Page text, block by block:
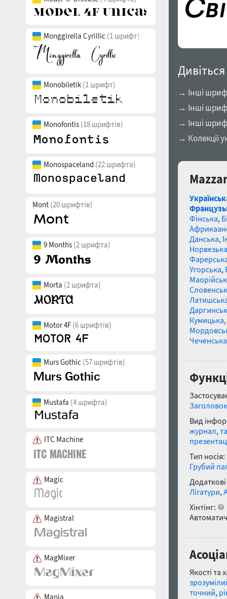
Monggirella Cyrillic (1 шрифт)
Monobiletik (1 шрифт)
Monofontis (18 шрифтів)
Monospaceland (22 шрифта)
Mont (20 шрифтів)
9 Months (2 шрифта)
Morta (2 шрифта)
Motor 4F (6 шрифтів)
Murs Gothic (57 шрифтів)
Mustafa (4 шрифта)
ITC Machine
Magic
Magistral
MagMixer
Mania
→ Інші
→ Інші
→ Інші
→ Колекції
Фінська,
Данська,
Норвезька
Угорська,
Кумицька,
Чеченська
Заголовок
Вид
журнал,
Тип носія:
Грубий
Лігатури,
Хінтінг:
Якості та
точний,